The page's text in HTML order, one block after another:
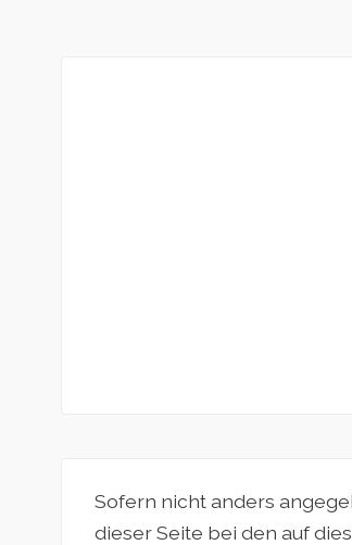
Sofern nicht anders
dieser Seite bei den auf